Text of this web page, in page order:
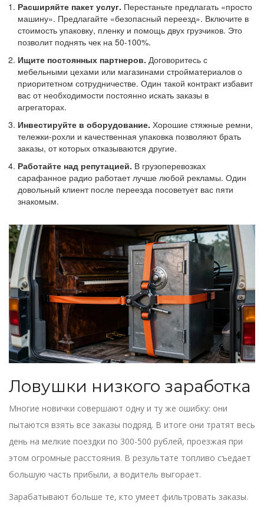
Расширяйте пакет услуг. Перестаньте предлагать «просто
машину». Предлагайте «безопасный переезд». Включите в
стоимость упаковку, пленку и помощь двух грузчиков. Это
позволит поднять чек на 50-100%.
Ищите постоянных партнеров. Договоритесь с
мебельными цехами или магазинами стройматериалов о
приоритетном сотрудничестве. Один такой контракт избавит
вас от необходимости постоянно искать заказы в
агрегаторах.
Инвестируйте в оборудование. Хорошие стяжные ремни,
тележки-рохли и качественная упаковка позволяют брать
заказы, от которых отказываются другие.
Работайте над репутацией. В грузоперевозках
сарафанное радио работает лучше любой рекламы. Один
довольный клиент после переезда посоветует вас пяти
знакомым.
Ловушки низкого заработка
Многие новички совершают одну и ту же ошибку: они
пытаются взять все заказы подряд. В итоге они тратят весь
день на мелкие поездки по 300-500 рублей, проезжая при
этом огромные расстояния. В результате топливо съедает
большую часть прибыли, а водитель выгорает.
Зарабатывают больше те, кто умеет фильтровать заказы.